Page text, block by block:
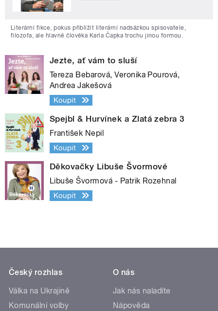
Literární fikce, pokus přiblížit literární nadsázkou spisovatele,
filozofa, ale hlavně člověka Karla Čapka trochu jinou formou.
Jezte, ať vám to sluší
Tereza Bebarová, Veronika Pourová,
Andrea Jakešová
Koupit
Spejbl & Hurvínek a Zlatá zebra 3
František Nepil
Koupit
Děkovačky Libuše Švormové
Libuše Švormová - Patrik Rozehnal
Koupit
Český rozhlas
Válka na Ukrajině
Komunální volby
O nás
Jak nás naladíte
Nápověda